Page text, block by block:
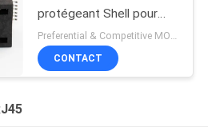
protégeant Shell pour
des hub/routeur
CONTACT